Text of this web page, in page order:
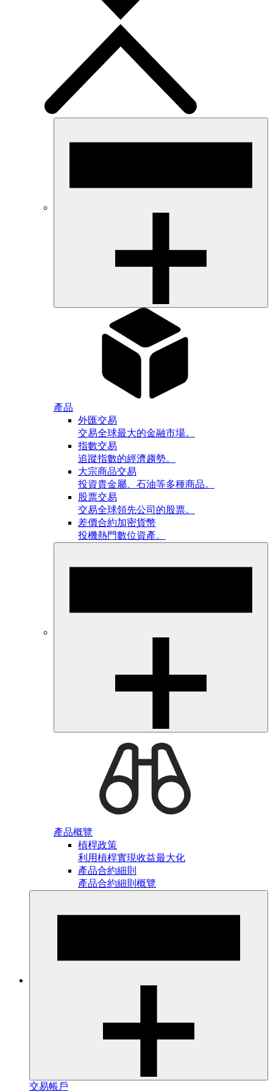
產品
外匯交易
交易全球最大的金融市場。
指數交易
追蹤指數的經濟趨勢。
大宗商品交易
投資貴金屬、石油等多種商品。
股票交易
交易全球領先公司的股票。
差價合約加密貨幣
投機熱門數位資產。
產品概覽
槓桿政策
利用槓桿實現收益最大化
產品合約細則
產品合約細則概覽
交易帳戶